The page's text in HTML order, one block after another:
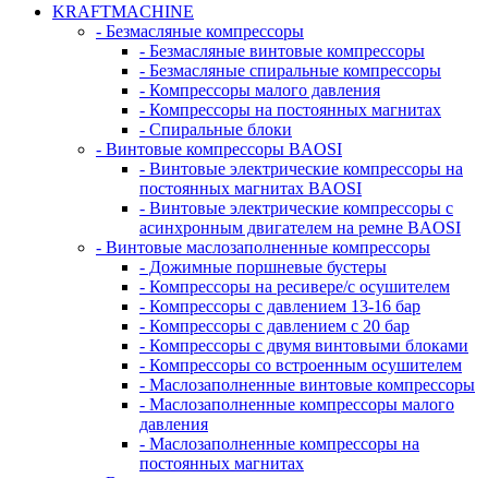
KRAFTMACHINE
- Безмасляные компрессоры
- Безмасляные винтовые компрессоры
- Безмасляные спиральные компрессоры
- Компрессоры малого давления
- Компрессоры на постоянных магнитах
- Спиральные блоки
- Винтовые компрессоры BAOSI
- Винтовые электрические компрессоры на
постоянных магнитах BAOSI
- Винтовые электрические компрессоры с
асинхронным двигателем на ремне BAOSI
- Винтовые маслозаполненные компрессоры
- Дожимные поршневые бустеры
- Компрессоры на ресивере/с осушителем
- Компрессоры с давлением 13-16 бар
- Компрессоры с давлением с 20 бар
- Компрессоры с двумя винтовыми блоками
- Компрессоры со встроенным осушителем
- Маслозаполненные винтовые компрессоры
- Маслозаполненные компрессоры малого
давления
- Маслозаполненные компрессоры на
постоянных магнитах